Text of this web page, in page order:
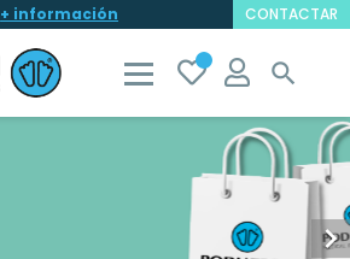
+ información CONTACTAR

